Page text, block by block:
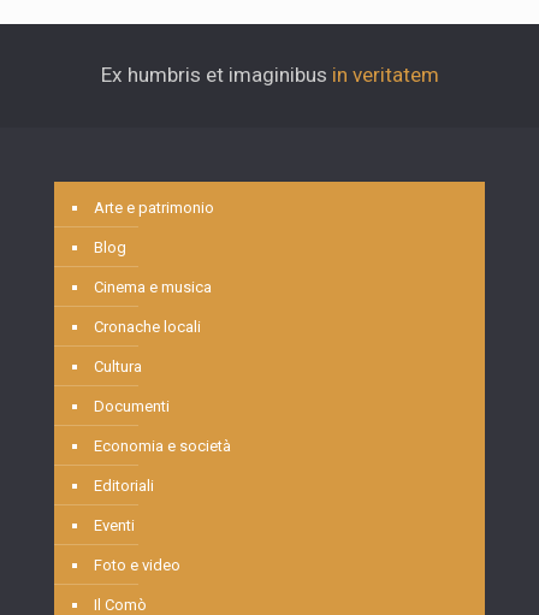
Ex humbris et imaginibus in veritatem
Arte e patrimonio
Blog
Cinema e musica
Cronache locali
Cultura
Documenti
Economia e società
Editoriali
Eventi
Foto e video
Il Comò